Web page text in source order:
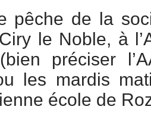
pêche de la
le Noble, à
préciser
les mardis
école de